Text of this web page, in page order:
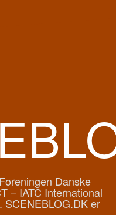
Danske
– IATC International
SCENEBLOG.DK er